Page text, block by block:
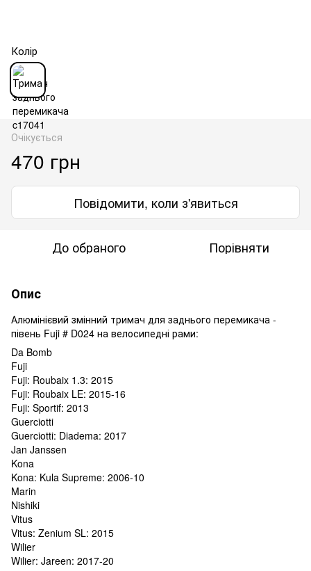
Колір
Очікується
470 грн
Повідомити, коли з'явиться
До обраного Порівняти
Опис
Алюмінієвий змінний тримач для заднього перемикача -
півень Fuji # D024 на велосипедні рами:
Da Bomb
Fuji
Fuji: Roubaix 1.3: 2015
Fuji: Roubaix LE: 2015-16
Fuji: Sportif: 2013
Guerciotti
Guerciotti: Diadema: 2017
Jan Janssen
Kona
Kona: Kula Supreme: 2006-10
Marin
Nishiki
Vitus
Vitus: Zenium SL: 2015
Wilier
Wilier: Jareen: 2017-20